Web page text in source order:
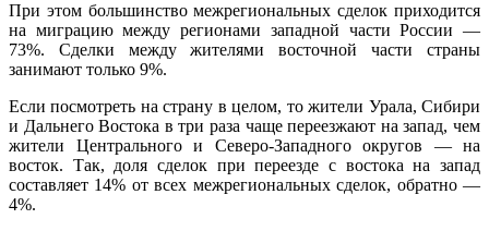
При этом большинство межрегиональных сделок приходится
на миграцию между регионами западной части России —
73%. Сделки между жителями восточной части страны
занимают только 9%.
Если посмотреть на страну в целом, то жители Урала, Сибири
и Дальнего Востока в три раза чаще переезжают на запад, чем
жители Центрального и Северо-Западного округов — на
восток. Так, доля сделок при переезде с востока на запад
составляет 14% от всех межрегиональных сделок, обратно —
4%.